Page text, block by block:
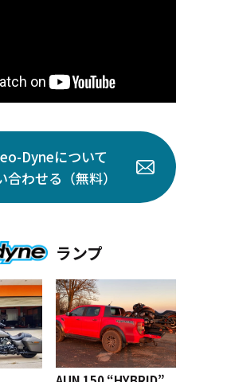
Dyneについて
合わせる（無料）
ランプ